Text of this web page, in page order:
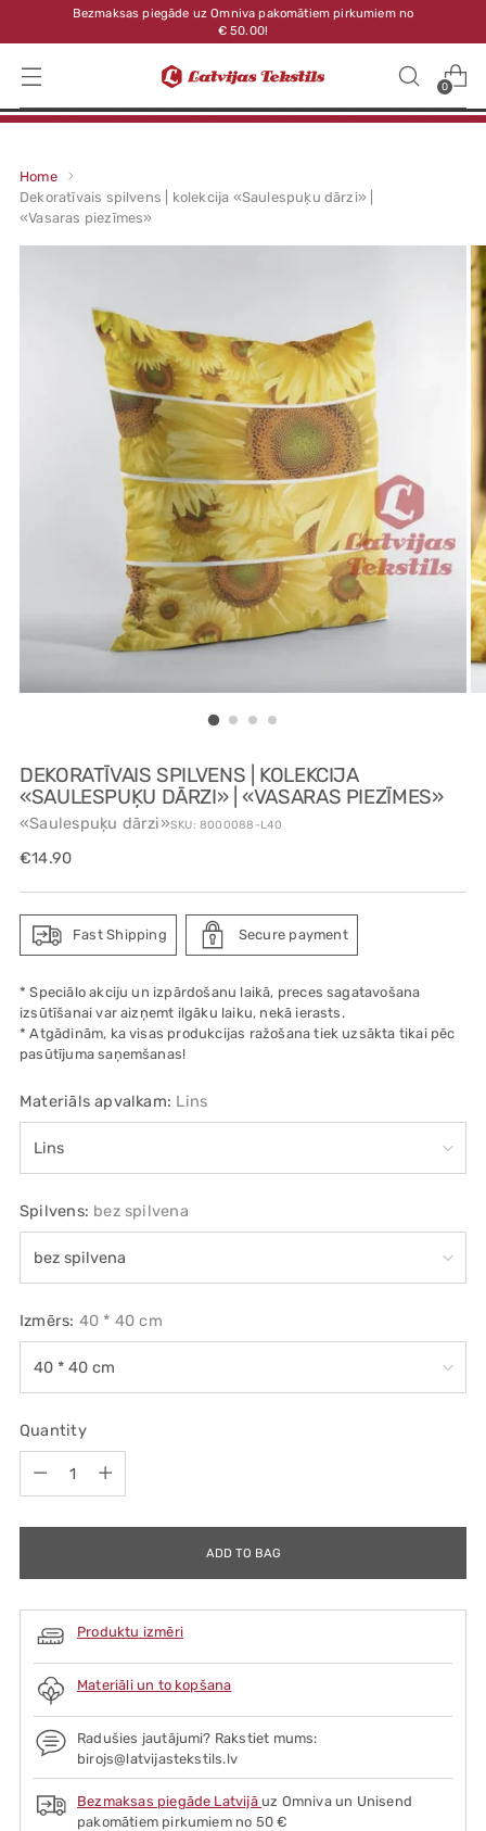
Bezmaksas piegāde uz Omniva pakomātiem pirkumiem no
€ 50.00!
0
Home
Dekoratīvais spilvens | kolekcija «Saulespuķu dārzi» |
«Vasaras piezīmes»
DEKORATĪVAIS SPILVENS | KOLEKCIJA
«SAULESPUĶU DĀRZI» | «VASARAS PIEZĪMES»
«Saulespuķu dārzi»SKU: 8000088-L40
Regular
€14.90
Fast Shipping Secure payment
* Speciālo akciju un izpārdošanu laikā, preces sagatavošana
izsūtīšanai var aizņemt ilgāku laiku, nekā ierasts.
* Atgādinām, ka visas produkcijas ražošana tiek uzsākta tikai pēc
pasūtījuma saņemšanas!
Materiāls apvalkam: Lins
Spilvens: bez spilvena
Izmērs: 40 * 40 cm
Quantity
ADD TO BAG
Produktu izmēri
Materiāli un to kopšana
Radušies jautājumi? Rakstiet mums:
birojs@latvijastekstils.lv
Bezmaksas piegāde Latvijā uz Omniva un Unisend
pakomātiem pirkumiem no 50 €